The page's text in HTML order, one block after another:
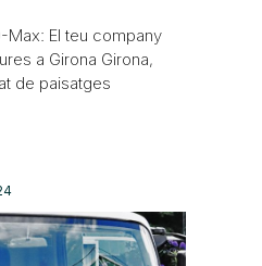
Max: El teu company
a Girona Girona,
de paisatges